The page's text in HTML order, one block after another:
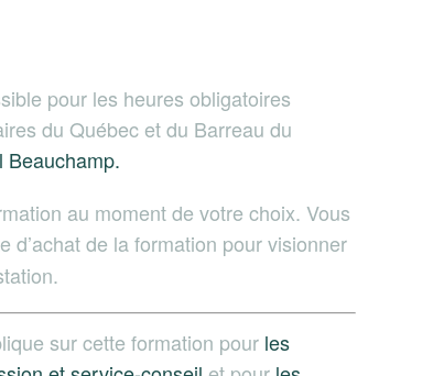
pour les heures obligatoires
du Québec et du Barreau du
Beauchamp.
au moment de votre choix. Vous
d’achat de la formation pour visionner
sur cette formation pour les